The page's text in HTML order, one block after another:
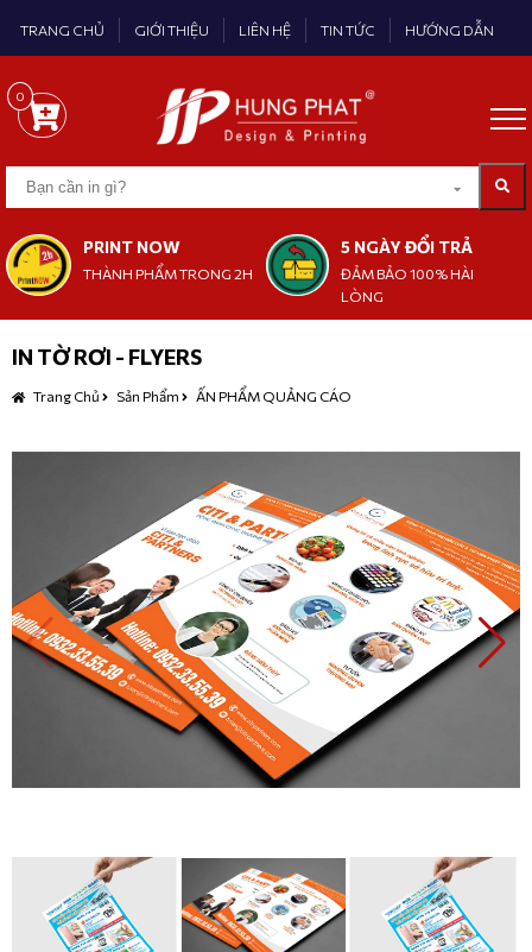
TRANG CHỦ GIỚI THIỆU LIÊN HỆ TIN TỨC HƯỚNG DẪN
0
PRINT NOW
THÀNH PHẨM TRONG 2H
5 NGÀY ĐỔI TRẢ
ĐẢM BẢO 100% HÀI
LÒNG
IN TỜ RƠI - FLYERS
Trang Chủ Sản Phẩm ẤN PHẨM QUẢNG CÁO